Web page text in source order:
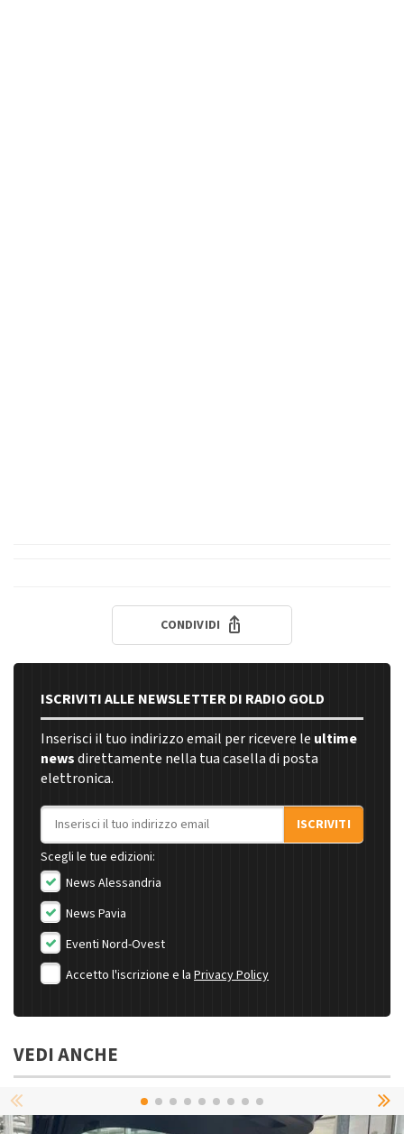
CONDIVIDI
ISCRIVITI ALLE NEWSLETTER DI RADIO GOLD
Inserisci il tuo indirizzo email per ricevere le ultime
newsdirettamente nella tua casella di posta
elettronica.
Indirizzo email
ISCRIVITI
Scegli le tue edizioni:
News Alessandria
News Pavia
Eventi Nord-Ovest
Accetto l'iscrizione e la Privacy Policy
VEDI ANCHE